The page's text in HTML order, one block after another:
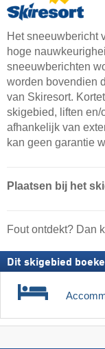
Het sneeuwbericht
hoge
sneeuwberichten
worden bovendien
van Skiresort.
skigebied, liften en/
afhankelijk van
kan geen garantie
Plaatsen bij het
Fout ontdekt? Dan
Dit skigebied